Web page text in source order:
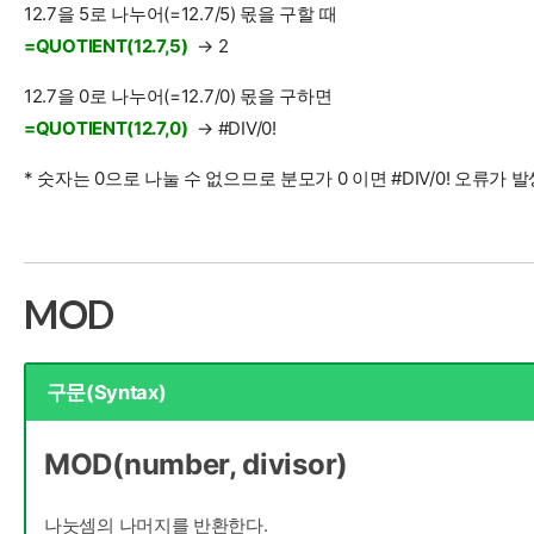
12.7을 5로 나누어(=12.7/5) 몫을 구할 때
=QUOTIENT(12.7,5) → 2
12.7을 0로 나누어(=12.7/0) 몫을 구하면
=QUOTIENT(12.7,0) → #DIV/0!
* 숫자는 0으로 나눌 수 없으므로 분모가 0 이면 #DIV/0! 오류가 발
MOD
구문(Syntax)
MOD(number, divisor)
나눗셈의 나머지를 반환한다.